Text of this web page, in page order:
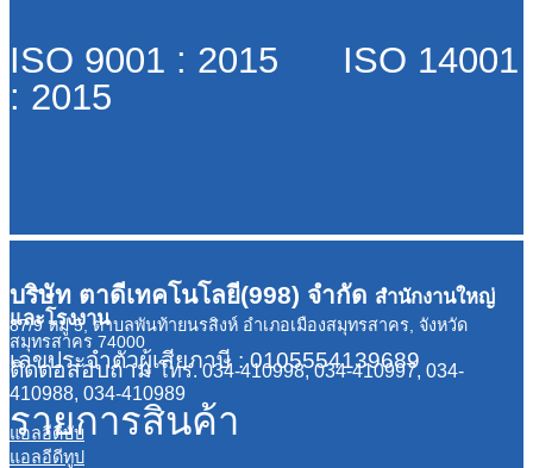
ISO 9001 : 2015 ISO 14001
: 2015
บริษัท ตาดีเทคโนโลยี(998) จำกัด สำนักงานใหญ่
และโรงงาน
87/9 หมู่ 5, ตำบลพันท้ายนรสิงห์ อำเภอเมืองสมุทรสาคร, จังหวัด
สมุทรสาคร 74000
เลขประจำตัวผู้เสียภาษี : 0105554139689
ติดต่อสอบถามโทร. 034-410998, 034-410997, 034-
410988, 034-410989
รายการสินค้า
แอลอีดีบับ
แอลอีดีทูป